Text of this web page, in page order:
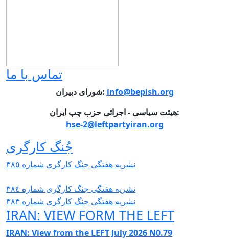
تماس با ما
شورای دبیران: info@bepish.org
هیئت سیاسی - اجرائی حزب چپ ایران:
hse-2@leftpartyiran.org
جُنگ کارگری
نشریە هفتگی جنگ کارگری شمارە ٣٨٥
نشریە هفتگی جنگ کارگری شمارە ٣٨٤
نشریە هفتگی جنگ کارگری شمارە ٣٨٣
IRAN: VIEW FORM THE LEFT
IRAN: View from the LEFT July 2026 N0.79